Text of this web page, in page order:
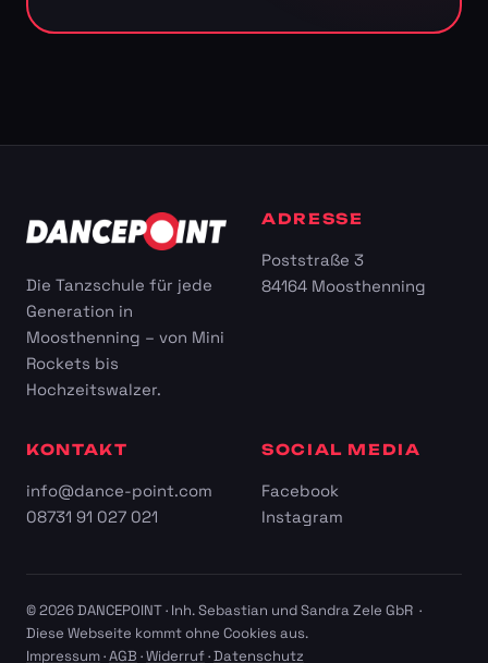
Die Tanzschule für jede
Generation in
Moosthenning – von Mini
Rockets bis
Hochzeitswalzer.
ADRESSE
Poststraße 3
84164 Moosthenning
KONTAKT
info@dance-point.com
08731 91 027 021
SOCIAL MEDIA
Facebook
Instagram
© 2026 DANCEPOINT · Inh. Sebastian und Sandra Zele GbR ·
Diese Webseite kommt ohne Cookies aus.
Impressum·AGB ·Widerruf·Datenschutz